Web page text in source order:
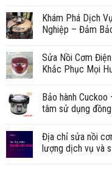
Khám Phá Dịch
Nghiệp – Đảm
Sửa Nồi Cơm
Khắc Phục Mọi
Bảo hành
tâm sử dụng
Địa chỉ sửa nồi
lượng dịch vụ và